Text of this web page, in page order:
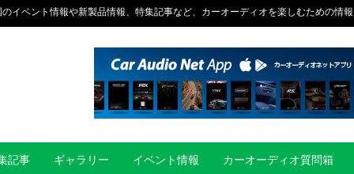
イベント情報や新製品情報、特集記事など、カーオーディオを楽しむための情
記事 ギャラリー イベント情報 カーオーディオ質問箱